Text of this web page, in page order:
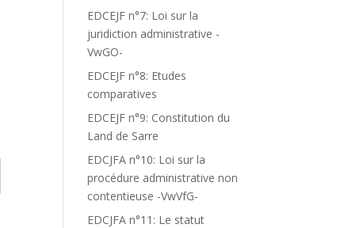
EDCEJF n°7: Loi sur la
juridiction administrative -
VwGO-
EDCEJF n°8: Etudes
comparatives
EDCEJF n°9: Constitution du
Land de Sarre
EDCJFA n°10: Loi sur la
procédure administrative non
contentieuse -VwVfG-
EDCJFA n°11: Le statut